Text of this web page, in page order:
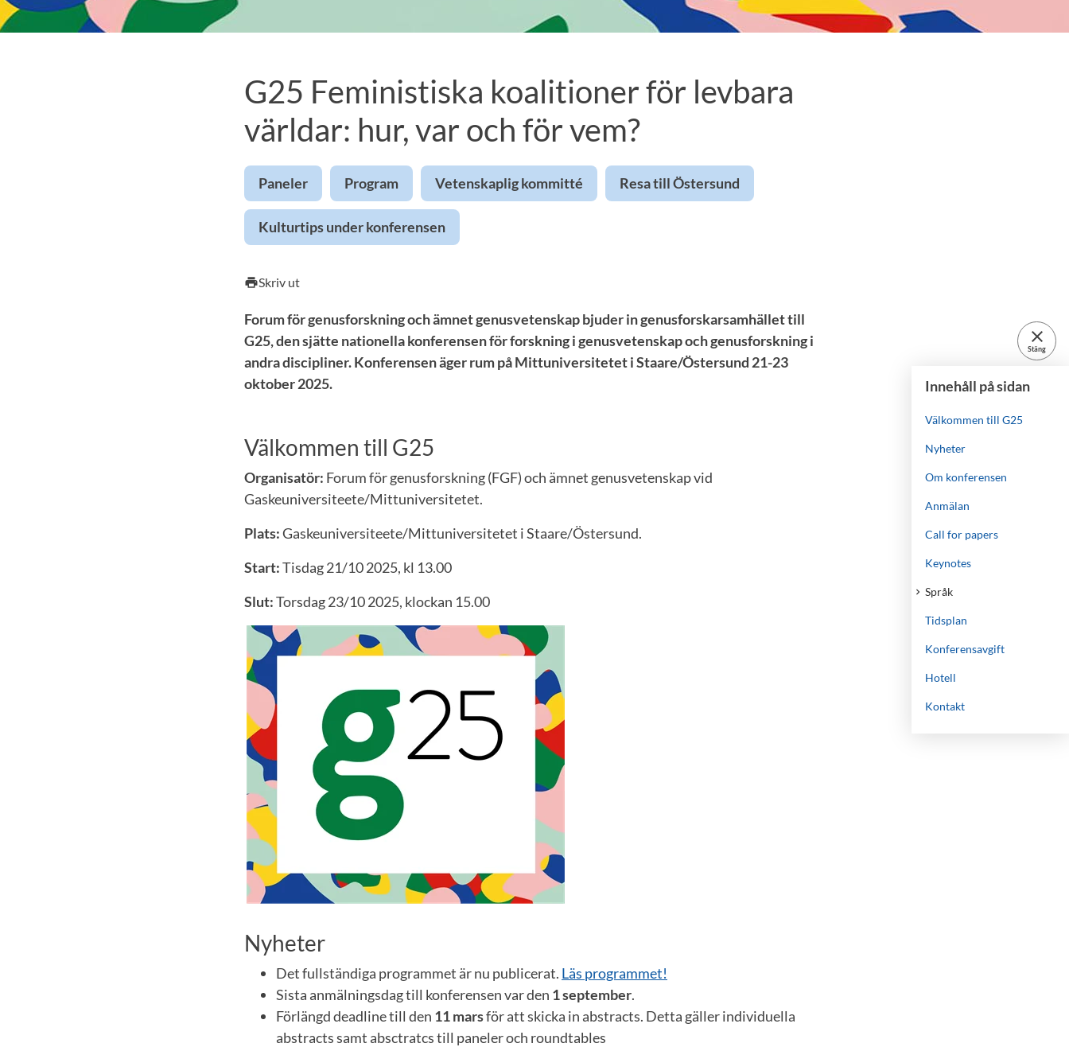
G25 Feministiska koalitioner för levbara
världar: hur, var och för vem?
Paneler Program Vetenskaplig kommitté Resa till Östersund
Kulturtips under konferensen
printSkriv ut
close
Stäng
Innehåll på sidan
Välkommen till G25
Nyheter
Om konferensen
Anmälan
Call for papers
Keynotes
Språk
Tidsplan
Konferensavgift
Hotell
Kontakt
Forum för genusforskning och ämnet genusvetenskap bjuder in genusforskarsamhället till
G25, den sjätte nationella konferensen för forskning i genusvetenskap och genusforskning i
andra discipliner. Konferensen äger rum på Mittuniversitetet i Staare/Östersund 21-23
oktober 2025.
Välkommen till G25
Organisatör: Forum för genusforskning (FGF) och ämnet genusvetenskap vid
Gaskeuniversiteete/Mittuniversitetet.
Plats:Gaskeuniversiteete/Mittuniversitetet i Staare/Östersund.
Start:Tisdag 21/10 2025, kl 13.00
Slut:Torsdag 23/10 2025, klockan 15.00
Nyheter
Det fullständiga programmet är nu publicerat. Läs programmet!
Sista anmälningsdag till konferensen var den 1 september.
Förlängd deadline till den 11 marsför att skicka in abstracts. Detta gäller individuella
abstracts samt absctratcs till paneler och roundtables